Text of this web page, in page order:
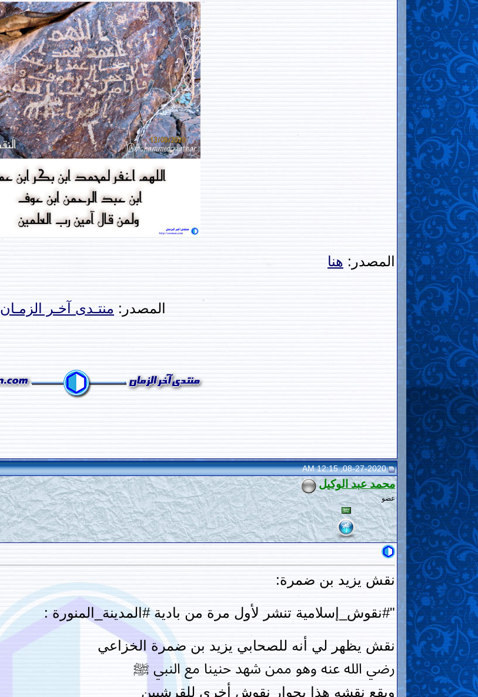
المصدر: هنا
المصدر: منتـدى آخـر الزمـان
08-27-2020, 12:15 AM
محمد عبد الوكيل
عضو
نقش يزيد بن ضمرة:
"#نقوش_إسلامية تنشر لأول مرة من بادية #المدينة_المنورة :
نقش يظهر لي أنه للصحابي يزيد بن ضمرة الخزاعي
رضي الله عنه وهو ممن شهد حنينا مع النبي ﷺ
ويقع نقشه هذا بجوار نقوش أخرى للقرشيين